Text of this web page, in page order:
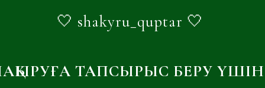
🤍 shakyru_quptar 🤍
ТАПСЫРЫС БЕРУ